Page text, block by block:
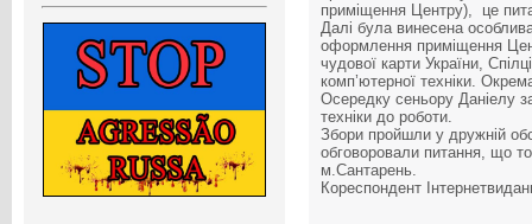
приміщення Центру), це
Далі була винесена
оформлення приміщення
чудової карти України,
комп’ютерної техніки.
Осередку сеньору Даніелу
техніки до роботи.
Збори пройшли у дружній
обговоровали питання, що
м.Сантарень.
Кореспондент